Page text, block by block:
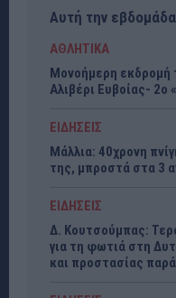
Αυτή την εβδομάδα
ΑΘΛΗΤΙΚΑ
Μονοήμερη
Αλιβέρι Ευβοίας- 2ο
ΕΙΔΗΣΕΙΣ
Μάλλια: 40χρονη
της, μπροστά στα 3
ΕΙΔΗΣΕΙΣ
Δ. Κουτσούμπας:
για τη φωτιά στη
και προστασίας